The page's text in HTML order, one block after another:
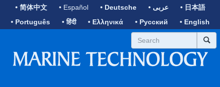
• 简体中文 • Español • Deutsche • عربى
• 日本語
• Português
• हिंदी • Ελληνικά • Русский • English